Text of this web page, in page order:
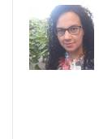
sites
externos
Email